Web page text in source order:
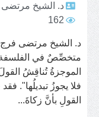
د. الشيخ
162
د. الشيخ مرتضى فرج
متخصِّصٌ في الفلسفة
الموجزةُ تُناقِشُ
فلا يجوزُ تبديلُها".
القولِ بأنَّ زكاةَ...